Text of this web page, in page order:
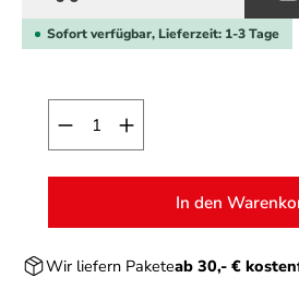
Sofort verfügbar, Lieferzeit: 1-3 Tage
Produkt Anzahl: Gib den
In den
Wir liefern Paketeab 30,- €